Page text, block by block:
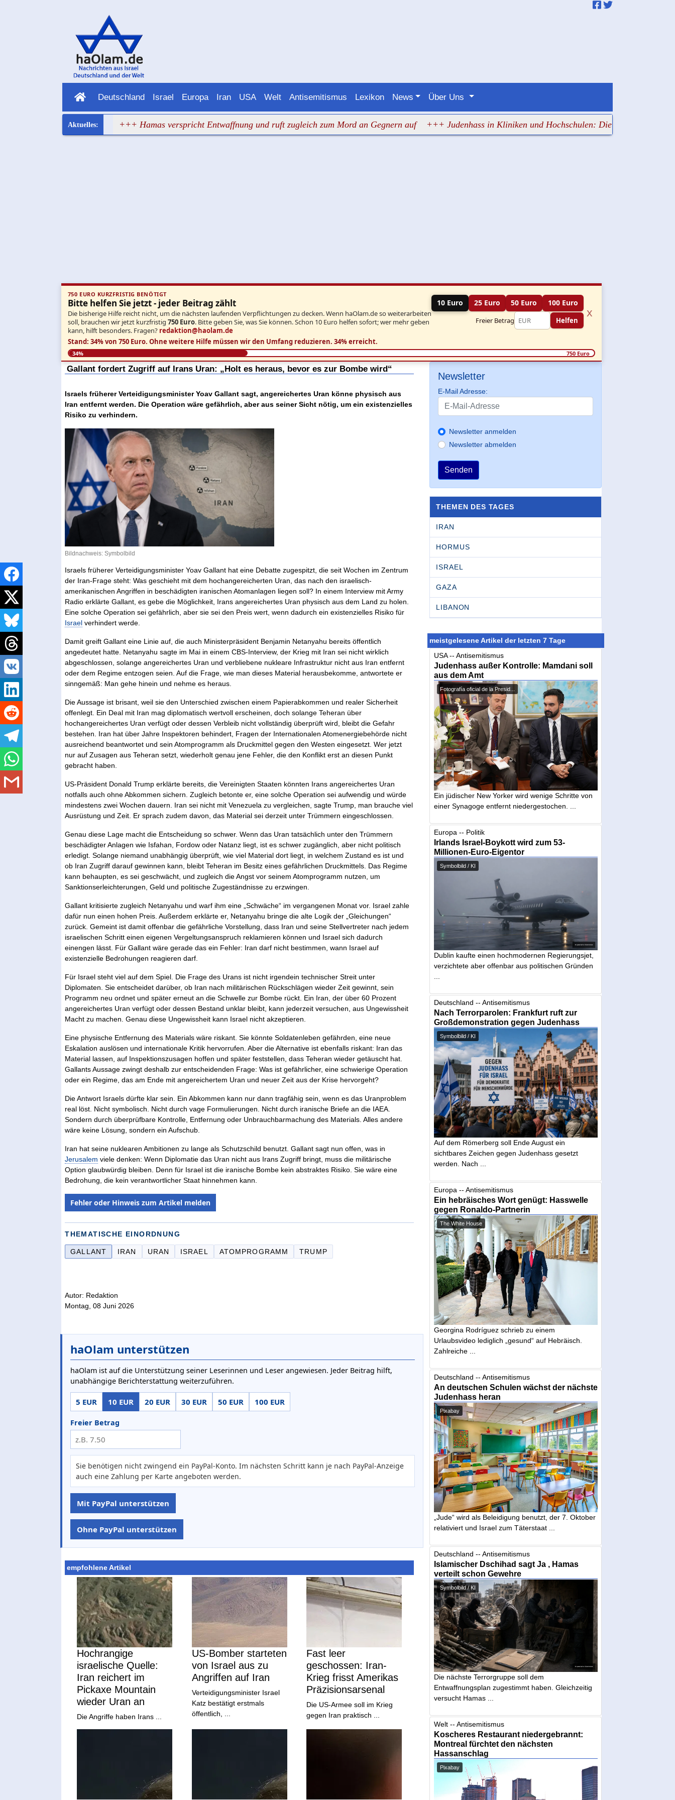
Deutschland Israel Europa Iran USA Welt Antisemitismus Lexikon News Über Uns
hat wieder versagt +++ Hamas verspricht Entwaffnung und ruft zugleich zum Mord an Gegnern auf +++ Judenhass in Kliniken und Hochschulen: Die Verantwortlichen
750 EURO KURZFRISTIG BENÖTIGT
Bitte helfen Sie jetzt - jeder Beitrag zählt
Die bisherige Hilfe reicht nicht, um die nächsten laufenden Verpflichtungen zu decken. Wenn haOlam.de so weiterarbeiten
soll, brauchen wir jetzt kurzfristig 750 Euro. Bitte geben Sie, was Sie können. Schon 10 Euro helfen sofort; wer mehr geben
kann, hilft besonders. Fragen? redaktion@haolam.de
10 Euro 25 Euro 50 Euro 100 Euro
Freier Betrag Helfen
x
Stand: 34% von 750 Euro. Ohne weitere Hilfe müssen wir den Umfang reduzieren. 34% erreicht.
34% 750 Euro
Gallant fordert Zugriff auf Irans Uran: „Holt es heraus, bevor es zur Bombe wird“
Israels früherer Verteidigungsminister Yoav Gallant sagt, angereichertes Uran könne physisch aus
Iran entfernt werden. Die Operation wäre gefährlich, aber aus seiner Sicht nötig, um ein existenzielles
Risiko zu verhindern.
Bildnachweis: Symbolbild
Israels früherer Verteidigungsminister Yoav Gallant hat eine Debatte zugespitzt, die seit Wochen im Zentrum
der Iran-Frage steht: Was geschieht mit dem hochangereicherten Uran, das nach den israelisch-
amerikanischen Angriffen in beschädigten iranischen Atomanlagen liegen soll? In einem Interview mit Army
Radio erklärte Gallant, es gebe die Möglichkeit, Irans angereichertes Uran physisch aus dem Land zu holen.
Eine solche Operation sei gefährlich, aber sie sei den Preis wert, wenn dadurch ein existenzielles Risiko für
Israel verhindert werde.
Damit greift Gallant eine Linie auf, die auch Ministerpräsident Benjamin Netanyahu bereits öffentlich
angedeutet hatte. Netanyahu sagte im Mai in einem CBS-Interview, der Krieg mit Iran sei nicht wirklich
abgeschlossen, solange angereichertes Uran und verbliebene nukleare Infrastruktur nicht aus Iran entfernt
oder dem Regime entzogen seien. Auf die Frage, wie man dieses Material herausbekomme, antwortete er
sinngemäß: Man gehe hinein und nehme es heraus.
Die Aussage ist brisant, weil sie den Unterschied zwischen einem Papierabkommen und realer Sicherheit
offenlegt. Ein Deal mit Iran mag diplomatisch wertvoll erscheinen, doch solange Teheran über
hochangereichertes Uran verfügt oder dessen Verbleib nicht vollständig überprüft wird, bleibt die Gefahr
bestehen. Iran hat über Jahre Inspektoren behindert, Fragen der Internationalen Atomenergiebehörde nicht
ausreichend beantwortet und sein Atomprogramm als Druckmittel gegen den Westen eingesetzt. Wer jetzt
nur auf Zusagen aus Teheran setzt, wiederholt genau jene Fehler, die den Konflikt erst an diesen Punkt
gebracht haben.
US-Präsident Donald Trump erklärte bereits, die Vereinigten Staaten könnten Irans angereichertes Uran
notfalls auch ohne Abkommen sichern. Zugleich betonte er, eine solche Operation sei aufwendig und würde
mindestens zwei Wochen dauern. Iran sei nicht mit Venezuela zu vergleichen, sagte Trump, man brauche viel
Ausrüstung und Zeit. Er sprach zudem davon, das Material sei derzeit unter Trümmern eingeschlossen.
Genau diese Lage macht die Entscheidung so schwer. Wenn das Uran tatsächlich unter den Trümmern
beschädigter Anlagen wie Isfahan, Fordow oder Natanz liegt, ist es schwer zugänglich, aber nicht politisch
erledigt. Solange niemand unabhängig überprüft, wie viel Material dort liegt, in welchem Zustand es ist und
ob Iran Zugriff darauf gewinnen kann, bleibt Teheran im Besitz eines gefährlichen Druckmittels. Das Regime
kann behaupten, es sei geschwächt, und zugleich die Angst vor seinem Atomprogramm nutzen, um
Sanktionserleichterungen, Geld und politische Zugeständnisse zu erzwingen.
Gallant kritisierte zugleich Netanyahu und warf ihm eine „Schwäche“ im vergangenen Monat vor. Israel zahle
dafür nun einen hohen Preis. Außerdem erklärte er, Netanyahu bringe die alte Logik der „Gleichungen“
zurück. Gemeint ist damit offenbar die gefährliche Vorstellung, dass Iran und seine Stellvertreter nach jedem
israelischen Schritt einen eigenen Vergeltungsanspruch reklamieren können und Israel sich dadurch
einengen lässt. Für Gallant wäre gerade das ein Fehler: Iran darf nicht bestimmen, wann Israel auf
existenzielle Bedrohungen reagieren darf.
Für Israel steht viel auf dem Spiel. Die Frage des Urans ist nicht irgendein technischer Streit unter
Diplomaten. Sie entscheidet darüber, ob Iran nach militärischen Rückschlägen wieder Zeit gewinnt, sein
Programm neu ordnet und später erneut an die Schwelle zur Bombe rückt. Ein Iran, der über 60 Prozent
angereichertes Uran verfügt oder dessen Bestand unklar bleibt, kann jederzeit versuchen, aus Ungewissheit
Macht zu machen. Genau diese Ungewissheit kann Israel nicht akzeptieren.
Eine physische Entfernung des Materials wäre riskant. Sie könnte Soldatenleben gefährden, eine neue
Eskalation auslösen und internationale Kritik hervorrufen. Aber die Alternative ist ebenfalls riskant: Iran das
Material lassen, auf Inspektionszusagen hoffen und später feststellen, dass Teheran wieder getäuscht hat.
Gallants Aussage zwingt deshalb zur entscheidenden Frage: Was ist gefährlicher, eine schwierige Operation
oder ein Regime, das am Ende mit angereichertem Uran und neuer Zeit aus der Krise hervorgeht?
Die Antwort Israels dürfte klar sein. Ein Abkommen kann nur dann tragfähig sein, wenn es das Uranproblem
real löst. Nicht symbolisch. Nicht durch vage Formulierungen. Nicht durch iranische Briefe an die IAEA.
Sondern durch überprüfbare Kontrolle, Entfernung oder Unbrauchbarmachung des Materials. Alles andere
wäre keine Lösung, sondern ein Aufschub.
Iran hat seine nuklearen Ambitionen zu lange als Schutzschild benutzt. Gallant sagt nun offen, was in
Jerusalem viele denken: Wenn Diplomatie das Uran nicht aus Irans Zugriff bringt, muss die militärische
Option glaubwürdig bleiben. Denn für Israel ist die iranische Bombe kein abstraktes Risiko. Sie wäre eine
Bedrohung, die kein verantwortlicher Staat hinnehmen kann.
Fehler oder Hinweis zum Artikel melden
THEMATISCHE EINORDNUNG
GALLANT IRAN URAN ISRAEL ATOMPROGRAMM TRUMP
Autor: Redaktion
Montag, 08 Juni 2026
haOlam unterstützen
haOlam ist auf die Unterstützung seiner Leserinnen und Leser angewiesen. Jeder Beitrag hilft,
unabhängige Berichterstattung weiterzuführen.
5 EUR 10 EUR 20 EUR 30 EUR 50 EUR 100 EUR
Freier Betrag
Sie benötigen nicht zwingend ein PayPal-Konto. Im nächsten Schritt kann je nach PayPal-Anzeige
auch eine Zahlung per Karte angeboten werden.
Mit PayPal unterstützen
Ohne PayPal unterstützen
empfohlene Artikel
Hochrangige
israelische Quelle:
Iran reichert im
Pickaxe Mountain
wieder Uran an
Die Angriffe haben Irans ...
US-Bomber starteten
von Israel aus zu
Angriffen auf Iran
Verteidigungsminister Israel
Katz bestätigt erstmals
öffentlich, ...
Fast leer
geschossen: Iran-
Krieg frisst Amerikas
Präzisionsarsenal
Die US-Armee soll im Krieg
gegen Iran praktisch ...
Newsletter
E-Mail Adresse:
Newsletter anmelden
Newsletter abmelden
Senden
THEMEN DES TAGES
IRAN
HORMUS
ISRAEL
GAZA
LIBANON
meistgelesene Artikel der letzten 7 Tage
USA -- Antisemitismus
Judenhass außer Kontrolle: Mamdani soll
aus dem Amt
Fotografía oficial de la Presid...
Ein jüdischer New Yorker wird wenige Schritte von
einer Synagoge entfernt niedergestochen. ...
Europa -- Politik
Irlands Israel-Boykott wird zum 53-
Millionen-Euro-Eigentor
Symbolbild / KI
Dublin kaufte einen hochmodernen Regierungsjet,
verzichtete aber offenbar aus politischen Gründen
Deutschland -- Antisemitismus
Nach Terrorparolen: Frankfurt ruft zur
Großdemonstration gegen Judenhass
Symbolbild / KI
Auf dem Römerberg soll Ende August ein
sichtbares Zeichen gegen Judenhass gesetzt
werden. Nach ...
Europa -- Antisemitismus
Ein hebräisches Wort genügt: Hasswelle
gegen Ronaldo-Partnerin
The White House
Georgina Rodríguez schrieb zu einem
Urlaubsvideo lediglich „gesund“ auf Hebräisch.
Zahlreiche ...
Deutschland -- Antisemitismus
An deutschen Schulen wächst der nächste
Judenhass heran
Pixabay
„Jude“ wird als Beleidigung benutzt, der 7. Oktober
relativiert und Israel zum Täterstaat ...
Deutschland -- Antisemitismus
Islamischer Dschihad sagt Ja , Hamas
verteilt schon Gewehre
Symbolbild / KI
Die nächste Terrorgruppe soll dem
Entwaffnungsplan zugestimmt haben. Gleichzeitig
versucht Hamas ...
Welt -- Antisemitismus
Koscheres Restaurant niedergebrannt:
Montreal fürchtet den nächsten
Hassanschlag
Pixabay